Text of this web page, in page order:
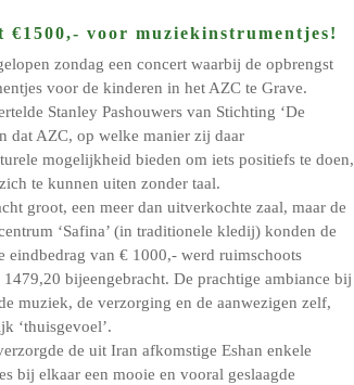
€1500,- voor muziekinstrumentjes!
zondag een concert waarbij de opbrengst
voor de kinderen in het AZC te Grave.
Stanley Pashouwers van Stichting ‘De
dat AZC, op welke manier zij daar
mogelijkheid bieden om iets positiefs te doen,
te kunnen uiten zonder taal.
groot, een meer dan uitverkochte zaal, maar de
‘Safina’ (in traditionele kledij) konden de
eindbedrag van € 1000,- werd ruimschoots
bijeengebracht. De prachtige ambiance bij
muziek, de verzorging en de aanwezigen zelf,
‘thuisgevoel’.
de uit Iran afkomstige Eshan enkele
bij elkaar een mooie en vooral geslaagde